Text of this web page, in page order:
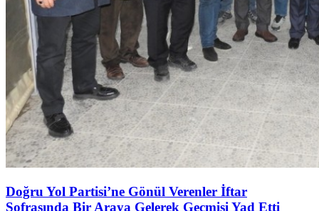
Doğru Yol Partisi’ne Gönül Verenler İftar
Sofrasında Bir Araya Gelerek Geçmişi Yad Etti